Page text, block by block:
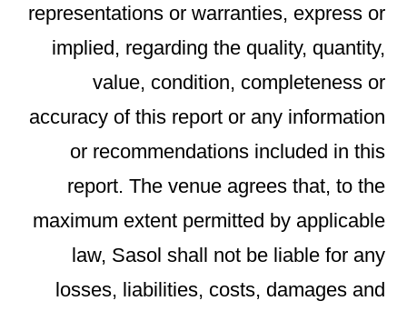
representations or warranties, express or
implied, regarding the quality, quantity,
value, condition, completeness or
accuracy of this report or any information
or recommendations included in this
report. The venue agrees that, to the
maximum extent permitted by applicable
law, Sasol shall not be liable for any
losses, liabilities, costs, damages and